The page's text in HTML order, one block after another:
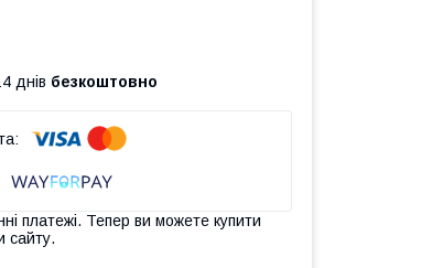
днів безкоштовно
платежі. Тепер ви можете купити
сайту.